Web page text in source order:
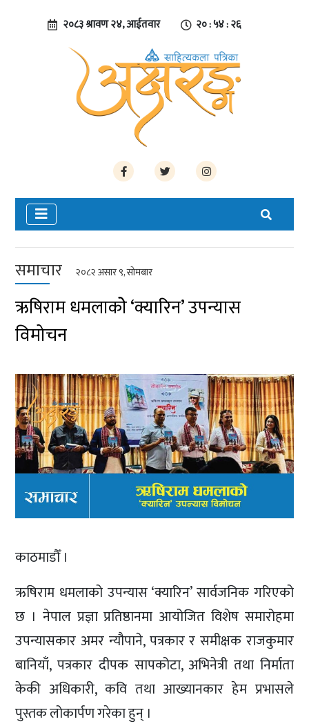
२०८३ श्रावण २४, आईतवार २० : ५४ : २६
समाचार २०८२ असार ९, सोमबार
ऋषिराम धमलाकोे ‘क्यारिन’ उपन्यास
विमोचन
काठमाडौँ ।
ऋषिराम धमलाको उपन्यास ‘क्यारिन’ सार्वजनिक गरिएको
छ । नेपाल प्रज्ञा प्रतिष्ठानमा आयोजित विशेष समारोहमा
उपन्यासकार अमर न्यौपाने, पत्रकार र समीक्षक राजकुमार
बानियाँ, पत्रकार दीपक सापकोटा, अभिनेत्री तथा निर्माता
केकी अधिकारी, कवि तथा आख्यानकार हेम प्रभासले
पुस्तक लोकार्पण गरेका हुन् ।